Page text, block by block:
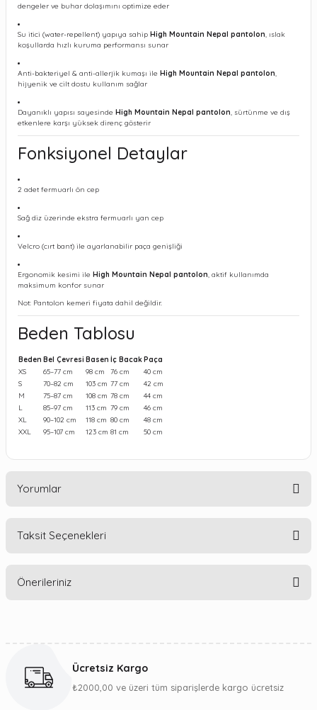
dengeler ve buhar dolaşımını optimize eder
Su itici (water-repellent) yapıya sahip High Mountain Nepal pantolon, ıslak
koşullarda hızlı kuruma performansı sunar
Anti-bakteriyel & anti-allerjik kumaşı ile High Mountain Nepal pantolon,
hijyenik ve cilt dostu kullanım sağlar
Dayanıklı yapısı sayesinde High Mountain Nepal pantolon, sürtünme ve dış
etkenlere karşı yüksek direnç gösterir
Fonksiyonel Detaylar
2 adet fermuarlı ön cep
Sağ diz üzerinde ekstra fermuarlı yan cep
Velcro (cırt bant) ile ayarlanabilir paça genişliği
Ergonomik kesimi ile High Mountain Nepal pantolon, aktif kullanımda
maksimum konfor sunar
Not: Pantolon kemeri fiyata dahil değildir.
Beden Tablosu
Beden Bel Çevresi Basen İç BacakPaça
XS
65–77 cm 98 cm 76 cm
40 cm
S
70–82 cm 103 cm 77 cm
42 cm
M
75–87 cm 108 cm 78 cm
44 cm
L
85–97 cm 113 cm 79 cm
46 cm
XL
90–102 cm 118 cm 80 cm
48 cm
XXL
95–107 cm 123 cm 81 cm 50 cm
Yorumlar
Taksit Seçenekleri
Önerileriniz
Görüş ve önerileriniz için teşekkür ederiz.
Ücretsiz Kargo
₺2000,00 ve üzeri tüm siparişlerde kargo ücretsiz